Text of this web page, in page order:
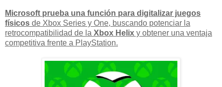
Microsoft prueba una función para digitalizar juegos
físicos de Xbox Series y One, buscando potenciar la
retrocompatibilidad de la Xbox Helix y obtener una ventaja
competitiva frente a PlayStation.